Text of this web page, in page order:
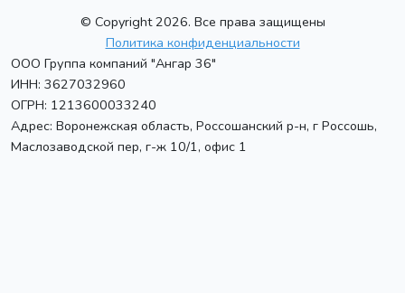
© Copyright 2026. Все права защищены
Политика конфиденциальности
ООО Группа компаний "Ангар 36"
ИНН: 3627032960
ОГРН: 1213600033240
Адрес: Воронежская область, Россошанский р-н, г Россошь,
Маслозаводской пер, г-ж 10/1, офис 1